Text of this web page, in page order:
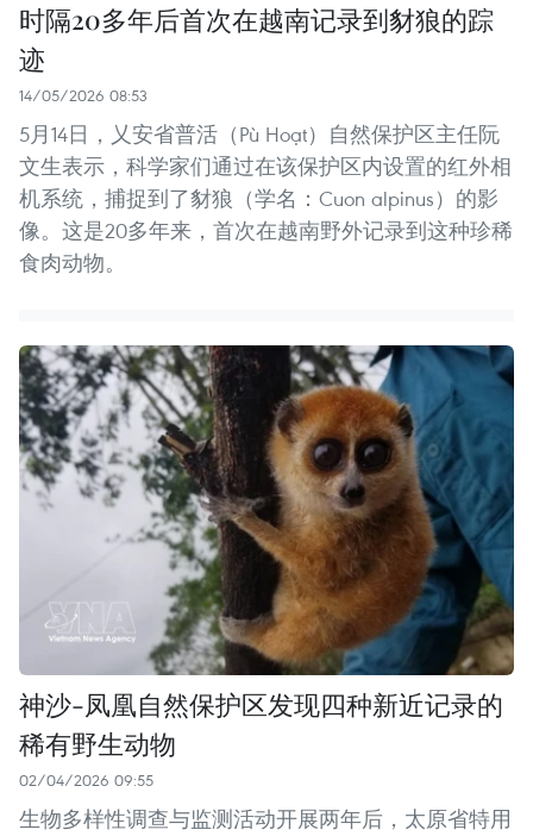
时隔20多年后首次在越南记录到豺狼的踪
迹
14/05/2026 08:53
5月14日，乂安省普活（Pù Hoạt）自然保护区主任阮
文生表示，科学家们通过在该保护区内设置的红外相
机系统，捕捉到了豺狼（学名：Cuon alpinus）的影
像。这是20多年来，首次在越南野外记录到这种珍稀
食肉动物。
神沙-凤凰自然保护区发现四种新近记录的
稀有野生动物
02/04/2026 09:55
生物多样性调查与监测活动开展两年后，太原省特用